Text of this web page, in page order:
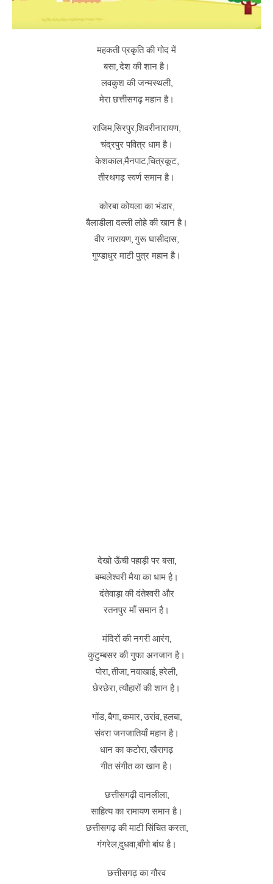
महकती प्रकृति की गोद में
बसा, देश की शान है।
लवकुश की जन्मस्थली,
मेरा छत्तीसगढ़ महान है।
राजिम,सिरपुर,शिवरीनारायण,
चंद्रपुर पवित्र धाम है।
केशकाल,मैनपाट,चित्रकूट,
तीरथगढ़ स्वर्ण समान है।
कोरबा कोयला का भंडार,
बैलाडीला दल्ली लोहे की खान है।
वीर नारायण, गुरू घासीदास,
गुण्डाधुर माटी पुत्र महान है।
देखो ऊँची पहाड़ी पर बसा,
बम्बलेश्वरी मैया का धाम है।
दंतेवाड़ा की दंतेश्वरी और
रतनपुर माँ समान है।
मंदिरों की नगरी आरंग,
कुटुम्बसर की गुफा अनजान है।
पोरा, तीजा, नवाखाई, हरेली,
छेरछेरा, त्यौहारों की शान है।
गोंड, बैगा, कमार, उरांव, हलबा,
संवरा जनजातियाँ महान है।
धान का कटोरा, खैरागढ़
गीत संगीत का खान है।
छत्तीसगढ़ी दानलीला,
साहित्य का रामायण समान है।
छत्तीसगढ़ की माटी सिंचित करता,
गंगरेल,दुधवा,बाँगो बांध है।
छत्तीसगढ़ का गौरव